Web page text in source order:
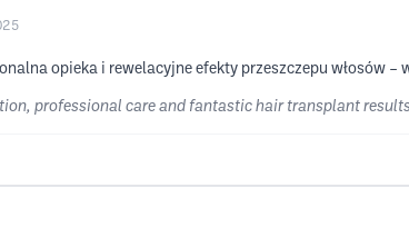
opieka i rewelacyjne efekty przeszczepu włosów –
professional care and fantastic hair transplant